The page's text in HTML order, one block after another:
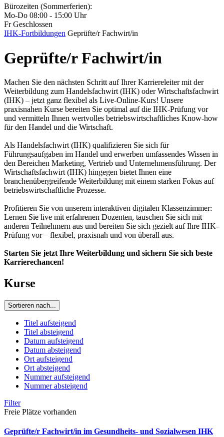
Bürozeiten (Sommerferien):
Mo-Do 08:00 - 15:00 Uhr
Fr Geschlossen
IHK-Fortbildungen Geprüfte/r Fachwirt/in
Geprüfte/r Fachwirt/in
Machen Sie den nächsten Schritt auf Ihrer Karriereleiter mit der
Weiterbildung zum Handelsfachwirt (IHK) oder Wirtschaftsfachwirt
(IHK) – jetzt ganz flexibel als Live-Online-Kurs! Unsere
praxisnahen Kurse bereiten Sie optimal auf die IHK-Prüfung vor
und vermitteln Ihnen wertvolles betriebswirtschaftliches Know-how
für den Handel und die Wirtschaft.
Als Handelsfachwirt (IHK) qualifizieren Sie sich für
Führungsaufgaben im Handel und erwerben umfassendes Wissen in
den Bereichen Marketing, Vertrieb und Unternehmensführung. Der
Wirtschaftsfachwirt (IHK) hingegen bietet Ihnen eine
branchenübergreifende Weiterbildung mit einem starken Fokus auf
betriebswirtschaftliche Prozesse.
Profitieren Sie von unserem interaktiven digitalen Klassenzimmer:
Lernen Sie live mit erfahrenen Dozenten, tauschen Sie sich mit
anderen Teilnehmern aus und bereiten Sie sich gezielt auf Ihre IHK-
Prüfung vor – flexibel, praxisnah und von überall aus.
Starten Sie jetzt Ihre Weiterbildung und sichern Sie sich beste
Karrierechancen!
Kurse
Sortieren nach...
Titel aufsteigend
Titel absteigend
Datum aufsteigend
Datum absteigend
Ort aufsteigend
Ort absteigend
Nummer aufsteigend
Nummer absteigend
Filter
Freie Plätze vorhanden
Geprüfte/r Fachwirt/in im Gesundheits- und Sozialwesen IHK